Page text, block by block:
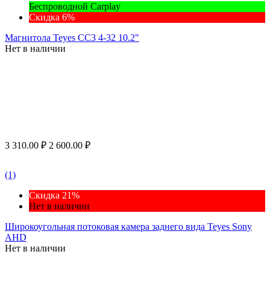
Беспроводной Carplay
Скидка 6%
Магнитола Teyes CC3 4-32 10.2"
Нет в наличии
3 310.00 ₽ 2 600.00 ₽
(1)
Скидка 21%
Нет в наличии
Широкоугольная потоковая камера заднего вида Teyes Sony
AHD
Нет в наличии